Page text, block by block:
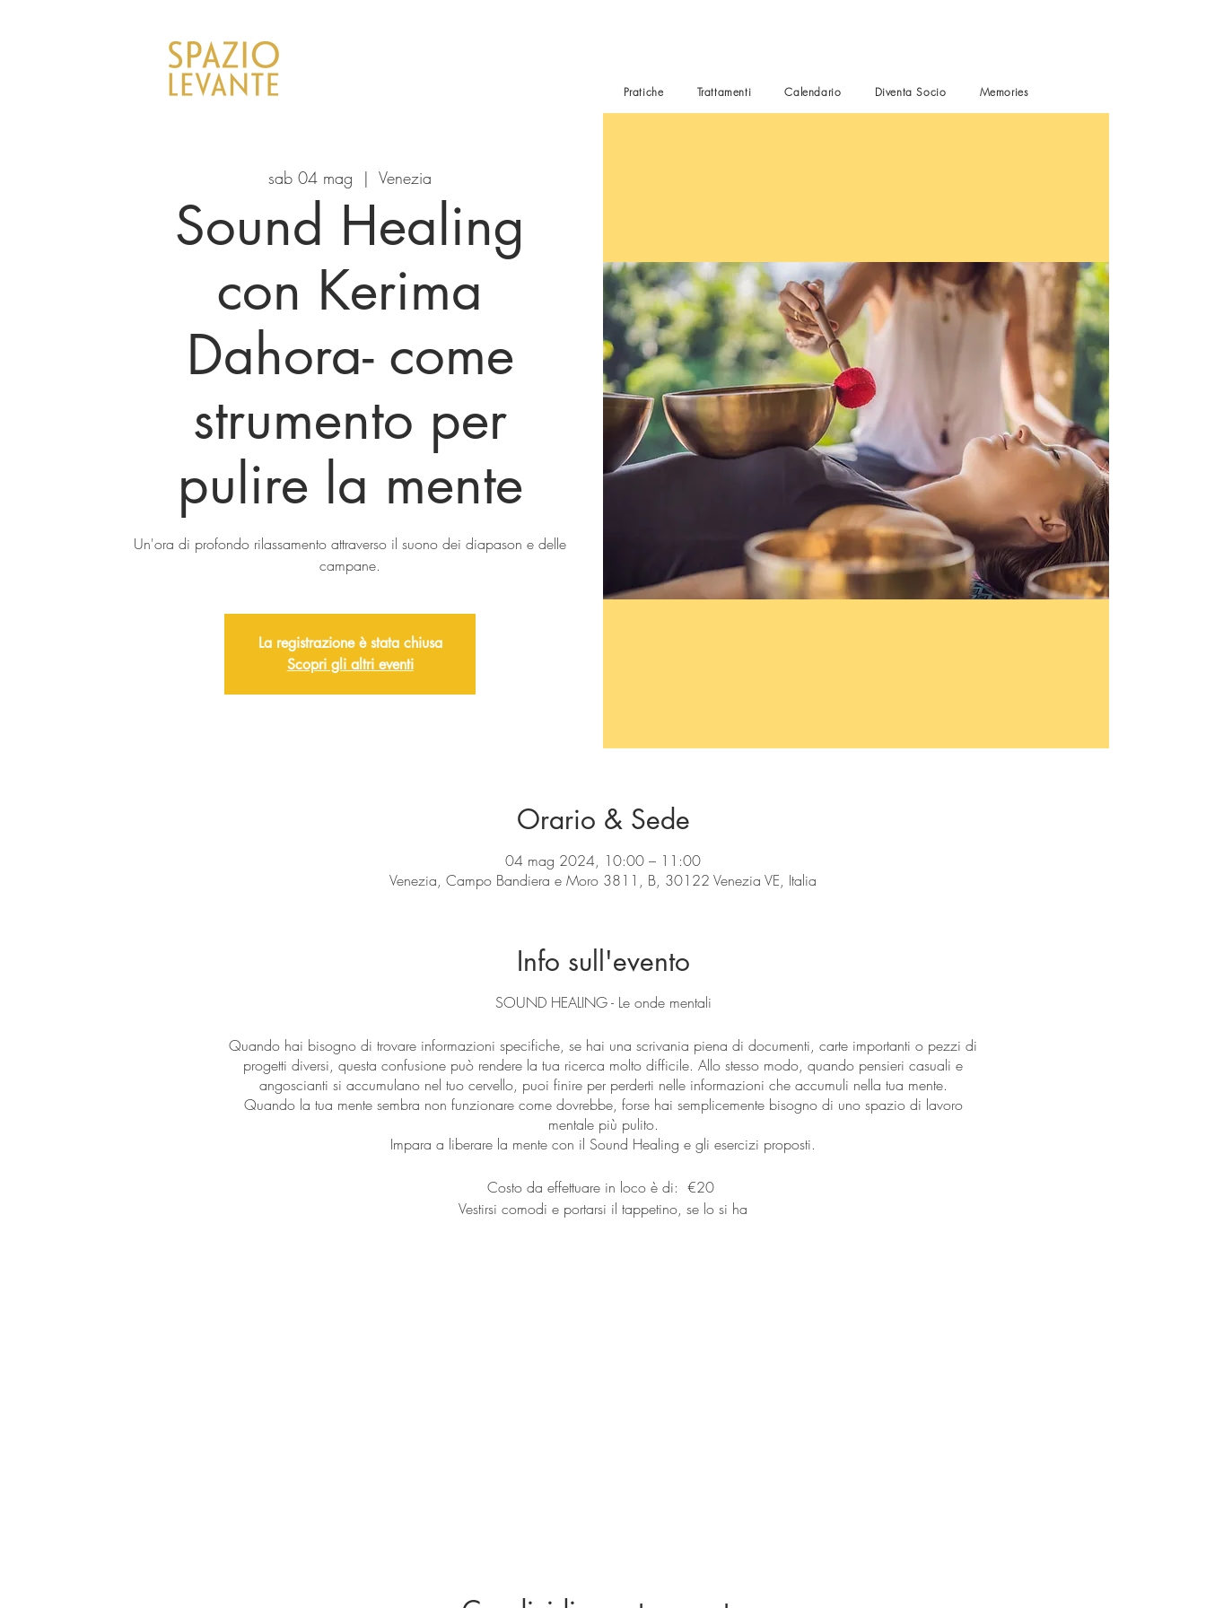
Pratiche Trattamenti Calendario Diventa Socio Memories
sab 04 mag
  |
Venezia
Sound Healing
con Kerima
Dahora- come
strumento per
pulire la mente
Un'ora di profondo rilassamento attraverso il suono dei diapason e delle
campane.
La registrazione è stata chiusa
Scopri gli altri eventi
Orario & Sede
04 mag 2024, 10:00 – 11:00
Venezia, Campo Bandiera e Moro 3811, B, 30122 Venezia VE, Italia
Info sull'evento
SOUND HEALING - Le onde mentali
Quando hai bisogno di trovare informazioni specifiche, se hai una scrivania piena di documenti, carte importanti o pezzi di
progetti diversi, questa confusione può rendere la tua ricerca molto difficile. Allo stesso modo, quando pensieri casuali e
angoscianti si accumulano nel tuo cervello, puoi finire per perderti nelle informazioni che accumuli nella tua mente.
Quando la tua mente sembra non funzionare come dovrebbe, forse hai semplicemente bisogno di uno spazio di lavoro
mentale più pulito.
Impara a liberare la mente con il Sound Healing e gli esercizi proposti.
Costo da effettuare in loco è di: €20
Vestirsi comodi e portarsi il tappetino, se lo si ha